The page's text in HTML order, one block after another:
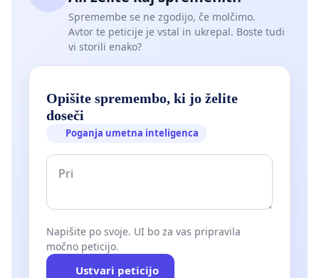
Spremembe se ne zgodijo, če molčimo.
Avtor te peticije je vstal in ukrepal. Boste tudi
vi storili enako?
Opišite spremembo, ki jo želite
doseči
Poganja umetna inteligenca
Napišite po svoje. UI bo za vas pripravila
močno peticijo.
Ustvari peticijo